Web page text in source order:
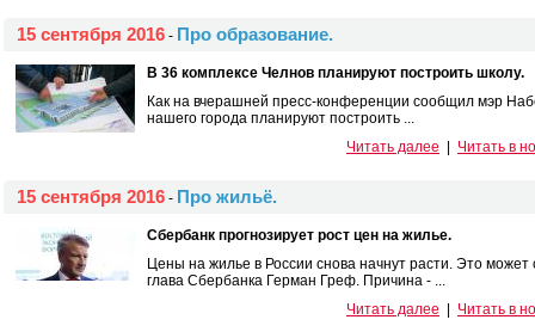
15 сентября 2016 - Про образование.
В 36 комплексе Челнов планируют построить школу.
Как на вчерашней пресс-конференции сообщил мэр
нашего города планируют построить ...
Читать далее
Читать в
15 сентября 2016 - Про жильё.
Сбербанк прогнозирует рост цен на жилье.
Цены на жилье в России снова начнут расти. Это может
глава Сбербанка Герман Греф. Причина - ...
Читать далее
Читать в